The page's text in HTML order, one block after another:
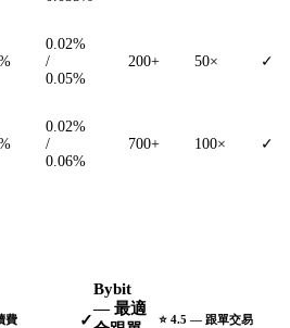
0.02%
/
0.05%
200+ 50× ✓
0.02%
/
0.06%
700+ 100× ✓
費 ✓
Bybit
— 最適
⭐ 4.5 — 跟單交易